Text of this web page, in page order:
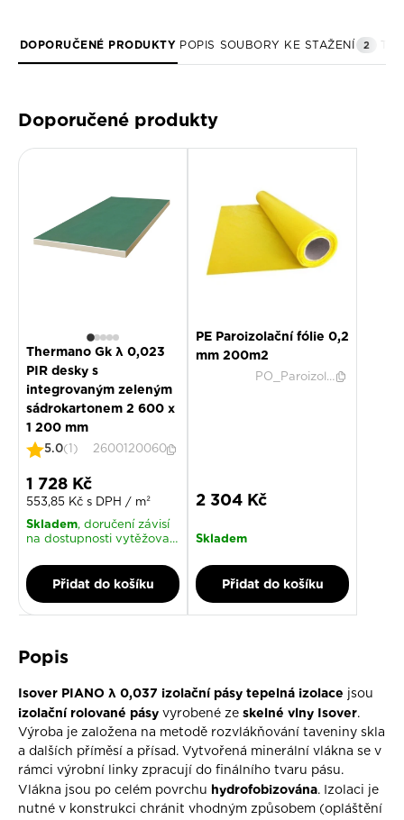
DOPORUČENÉ PRODUKTY POPIS SOUBORY KE STAŽENÍ 2
Doporučené produkty
Thermano Gk λ 0,023
PIR desky s
integrovaným zeleným
sádrokartonem 2 600 x
1 200 mm
5.0(1) 2600120060
Slevová cena
1 728 Kč
553,85 Kč s DPH / m²
Skladem, doručení závisí
na dostupnosti vytěžovací
Přidat do košíku
PE Paroizolační fólie 0,2
mm 200m2
PO_Paroizol02
Slevová cena
2 304 Kč
Skladem
Přidat do košíku
Popis
Isover PIANO λ 0,037 izolační pásy tepelná izolace jsou
izolační rolované pásy vyrobené ze skelné vlny Isover.
Výroba je založena na metodě rozvlákňování taveniny skla
a dalších příměsí a přísad. Vytvořená minerální vlákna se v
rámci výrobní linky zpracují do finálního tvaru pásu.
Vlákna jsou po celém povrchu hydrofobizována. Izolaci je
nutné v konstrukci chránit vhodným způsobem (opláštění